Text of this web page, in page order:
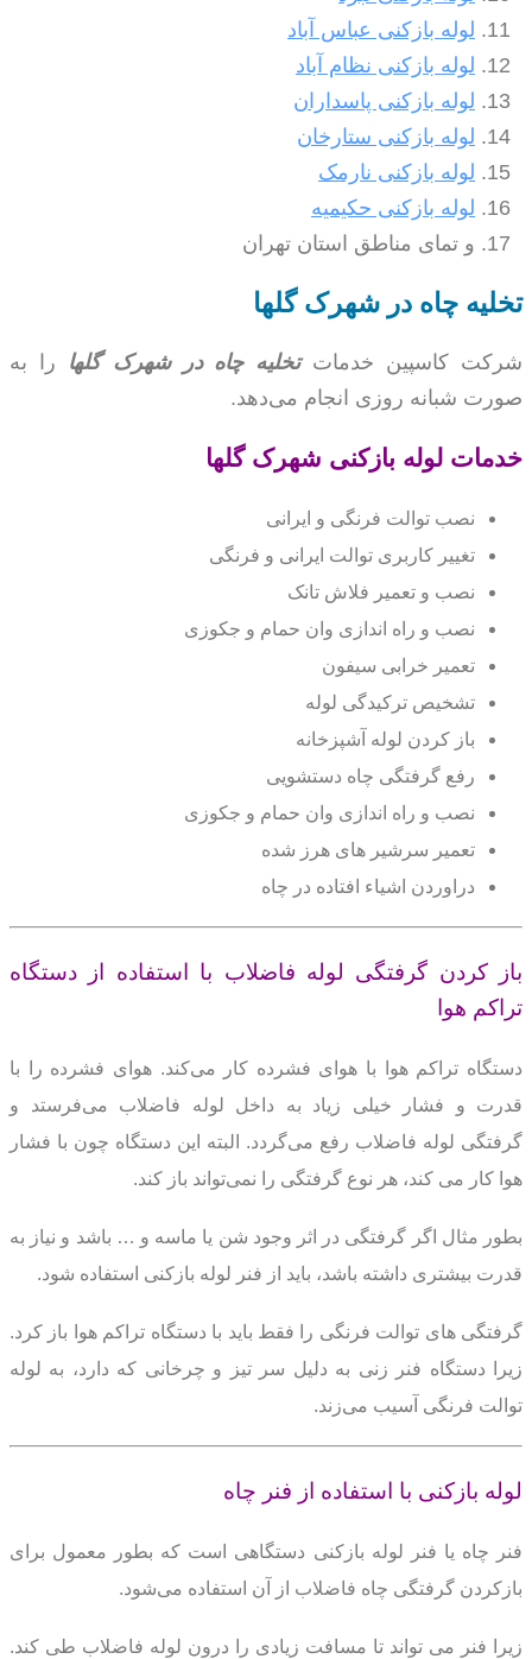
لوله بازکنی عباس آباد
لوله بازکنی نظام آباد
لوله بازکنی پاسداران
لوله بازکنی ستارخان
لوله بازکنی نارمک
لوله بازکنی حکیمیه
و تمای مناطق استان تهران
تخلیه چاه در شهرک گلها
شرکت کاسپین خدماتتخلیه چاه در شهرک گلها
را به
صورت شبانه روزی انجام می‌دهد.
خدمات لوله بازکنی شهرک گلها
نصب توالت فرنگی و ایرانی
تغییر کاربری توالت ایرانی و فرنگی
نصب و تعمیر فلاش تانک
نصب و راه اندازی وان حمام و جکوزی
تعمیر خرابی سیفون
تشخیص ترکیدگی لوله
باز کردن لوله آشپزخانه
رفع گرفتگی چاه دستشویی
نصب و راه اندازی وان حمام و جکوزی
تعمیر سرشیر های هرز شده
دراوردن اشیاء افتاده در چاه
باز کردن گرفتگی لوله فاضلاب با استفاده از دستگاه
تراکم هوا
دستگاه تراکم هوا با هوای فشرده کار می‌کند.هوای فشرده را با
قدرت و فشار خیلی زیاد به داخل لوله فاضلاب می‌فرستد و
گرفتگی لوله فاضلاب رفع می‌گردد.
البته این دستگاه چون با فشار
هوا کار می کند، هر نوع گرفتگی را نمی‌تواند باز کند.
بطور مثال اگر گرفتگی در اثر وجود شن یا ماسه و … باشد و نیاز به
قدرت بیشتری داشته باشد، باید از فنر لوله بازکنی استفاده شود.
گرفتگی های توالت فرنگی را فقط باید با دستگاه تراکم هوا باز کرد.
زیرا دستگاه فنر زنی به دلیل سر تیز و چرخانی که دارد، به لوله
توالت فرنگی آسیب می‌زند.
لوله بازکنی با استفاده از فنر چاه
فنر چاه یا فنر لوله بازکنی دستگاهی است که بطور معمول برای
بازکردن گرفتگی چاه فاضلاب از آن استفاده می‌شود.
زیرا فنر می تواند تا مسافت زیادی را درون لوله فاضلاب طی کند.